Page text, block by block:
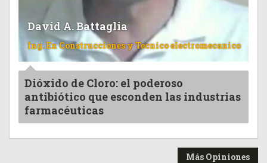
David A. Battaglia
Ing. En Construcciones y Tecnico electromecanico
Dióxido de Cloro: el poderoso
antibiótico que esconden las industrias
farmacéuticas
Más Opiniones